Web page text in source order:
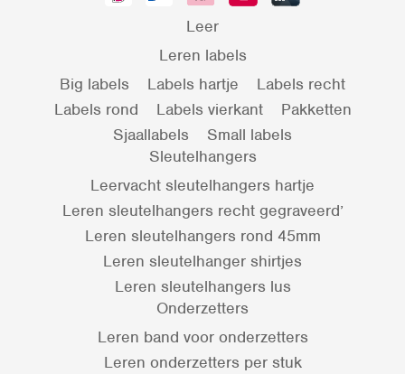
Leer
Leren labels
Big labels
Labels hartje
Labels recht
Labels rond
Labels vierkant
Pakketten
Sjaallabels
Small labels
Sleutelhangers
Leervacht sleutelhangers hartje
Leren sleutelhangers recht gegraveerd’
Leren sleutelhangers rond 45mm
Leren sleutelhanger shirtjes
Leren sleutelhangers lus
Onderzetters
Leren band voor onderzetters
Leren onderzetters per stuk